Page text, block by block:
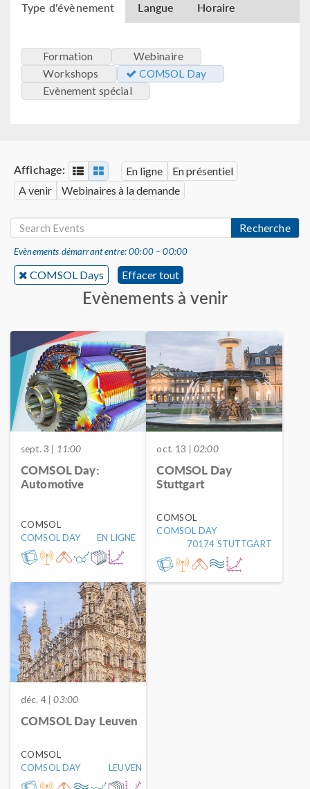
Type d'évènement Langue Horaire
Formation
Webinaire
Workshops
COMSOL Day
Evènement spécial
Affichage: En ligne
En présentiel
A venir
Webinaires à la demande
Recherche
Evènements démarrant entre: 00:00 – 00:00
COMSOL Days Effacer tout
Evènements à venir
sept. 3 | 11:00
COMSOL Day:
Automotive
COMSOL
COMSOL DAY
EN LIGNE
oct. 13 | 02:00
COMSOL Day
Stuttgart
COMSOL
COMSOL DAY
70174 STUTTGART
déc. 4| 03:00
COMSOL Day Leuven
COMSOL
COMSOL DAY
LEUVEN